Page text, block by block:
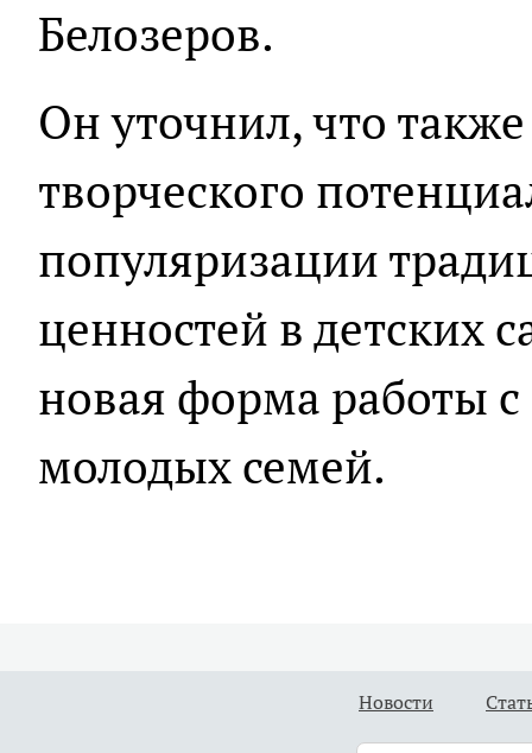
Белозеров.
Он уточнил, что
творческого
популяризации
ценностей в детских
новая форма работы
молодых семей.
Новости